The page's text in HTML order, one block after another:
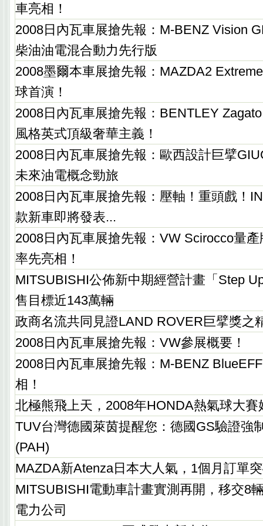
車亮相！
2008日內瓦車展搶先報：M-BENZ Vision
柴油油電混合動力先行版
2008墨爾本車展搶先報：MAZDA2
球首演！
2008日內瓦車展搶先報：BENTLEY
風格英式頂級奢華主義！
2008日內瓦車展搶先報：歐西設計巨擘
未來油電概念勁旅
2008日內瓦車展搶先報：壓軸！重頭戲！
款新車即將發表...
2008日內瓦車展搶先報：VW Scirocco量
率先亮相！
MITSUBISHI公佈新中期經營計畫「Step
售目標近143萬輛
政商名流共同見證LAND ROVER巨擘獎之
2008日內瓦車展搶先報：VW參展概要！
2008日內瓦車展搶先報：M-BENZ
相！
北極熊飛上天，2008年HONDA熱氣球大賽
TUV台灣德國萊茵提醒您：德國GS驗證強
(PAH)
MAZDA新Atenza日本大人氣，1個月訂單
MITSUBISHI電動車計畫實測再開，移交8
電力公司